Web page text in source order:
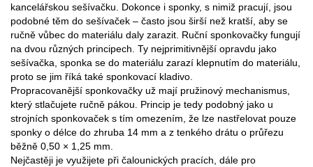
kancelářskou sešívačku. Dokonce i sponky, s nimiž pracují, jsou
podobné těm do sešívaček – často jsou širší než kratší, aby se
ručně vůbec do materiálu daly zarazit. Ruční sponkovačky fungují
na dvou různých principech. Ty nejprimitivnější opravdu jako
sešívačka, sponka se do materiálu zarazí klepnutím do materiálu,
proto se jim říká také sponkovací kladivo.
Propracovanější sponkovačky už mají pružinový mechanismus,
který stlačujete ručně pákou. Princip je tedy podobný jako u
strojních sponkovaček s tím omezením, že lze nastřelovat pouze
sponky o délce do zhruba 14 mm a z tenkého drátu o průřezu
běžně 0,50 × 1,25 mm.
Nejčastěji je využijete při čalounických pracích, dále pro